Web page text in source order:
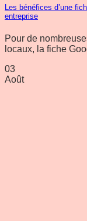
Les bénéfices d’une
entreprise
Pour de
locaux, la fiche
03
Août